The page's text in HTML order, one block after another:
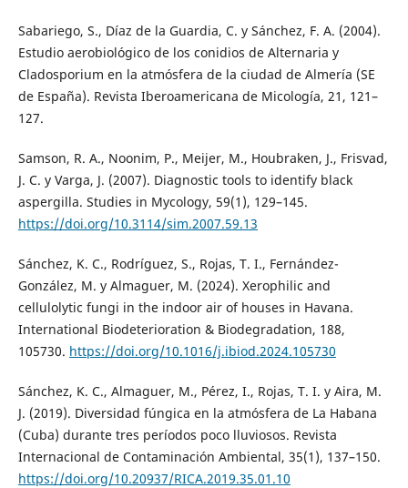
Sabariego, S., Díaz de la Guardia, C. y Sánchez, F. A. (2004).
Estudio aerobiológico de los conidios de Alternaria y
Cladosporium en la atmósfera de la ciudad de Almería (SE
de España). Revista Iberoamericana de Micología, 21, 121–
127.
Samson, R. A., Noonim, P., Meijer, M., Houbraken, J., Frisvad,
J. C. y Varga, J. (2007). Diagnostic tools to identify black
aspergilla. Studies in Mycology, 59(1), 129–145.
https://doi.org/10.3114/sim.2007.59.13
Sánchez, K. C., Rodríguez, S., Rojas, T. I., Fernández-
González, M. y Almaguer, M. (2024). Xerophilic and
cellulolytic fungi in the indoor air of houses in Havana.
International Biodeterioration & Biodegradation, 188,
105730. https://doi.org/10.1016/j.ibiod.2024.105730
Sánchez, K. C., Almaguer, M., Pérez, I., Rojas, T. I. y Aira, M.
J. (2019). Diversidad fúngica en la atmósfera de La Habana
(Cuba) durante tres períodos poco lluviosos. Revista
Internacional de Contaminación Ambiental, 35(1), 137–150.
https://doi.org/10.20937/RICA.2019.35.01.10